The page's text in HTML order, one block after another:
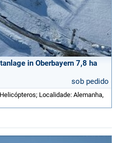
in Oberbayern 7,8 ha
sob pedido
Localidade: Alemanha,